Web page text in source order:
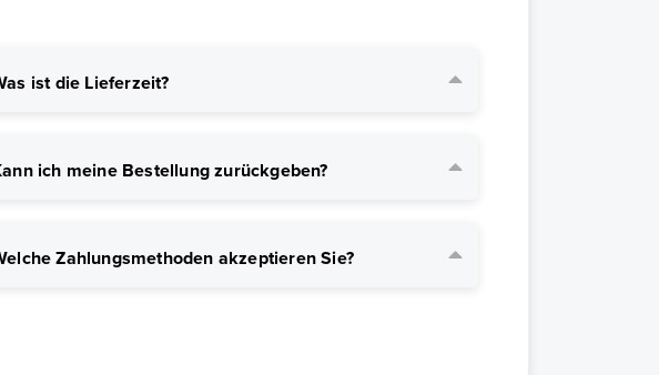
ist die Lieferzeit?
ich meine Bestellung zurückgeben?
Zahlungsmethoden akzeptieren Sie?